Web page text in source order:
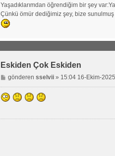
Yaşadıklarımdan öğrendiğim bir şey
Çünkü ömür dediğimiz şey, bize sunulmuş
Eskiden Çok Eskiden
M
e
s
a
gönderensselvii » 15:04 16-Ekim-2025